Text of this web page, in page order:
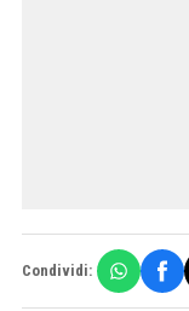
Condividi: